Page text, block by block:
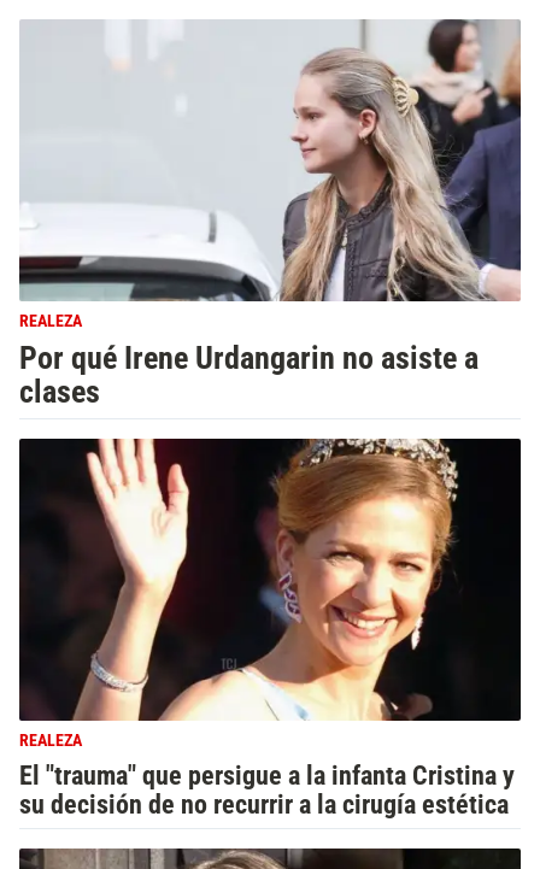
REALEZA
Por qué Irene Urdangarin no asiste a
clases
REALEZA
El "trauma" que persigue a la infanta Cristina y
su decisión de no recurrir a la cirugía estética